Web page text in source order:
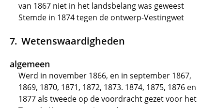
van 1867 niet in het landsbelang was geweest
Stemde in 1874 tegen de ontwerp-Vestingwet
Wetenswaardigheden
algemeen
Werd in november 1866, en in september 1867,
1869, 1870, 1871, 1872, 1873. 1874, 1875, 1876 en
1877 als tweede op de voordracht gezet voor het